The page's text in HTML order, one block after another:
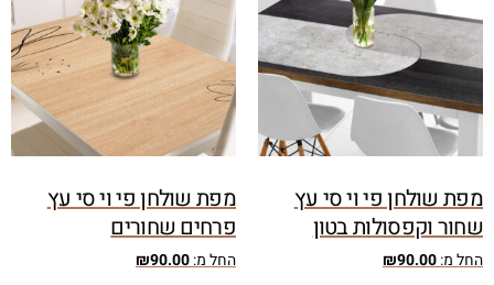
מפת שולחן פי וי סי עץ
שחור וקפסולות בטון
החל מ: ₪90.00
מפת שולחן פי וי סי עץ
פרחים שחורים
החל מ: ₪90.00